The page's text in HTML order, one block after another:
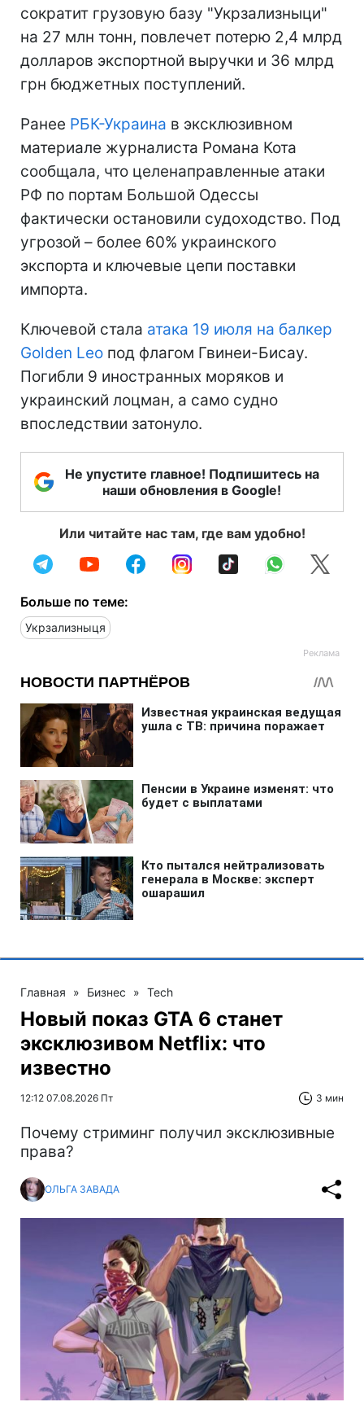
сократит грузовую базу "Укрзализныци"
на 27 млн тонн, повлечет потерю 2,4 млрд
долларов экспортной выручки и 36 млрд
грн бюджетных поступлений.
Ранее РБК-Украина в эксклюзивном
материале журналиста Романа Кота
сообщала, что целенаправленные атаки
РФ по портам Большой Одессы
фактически остановили судоходство. Под
угрозой – более 60% украинского
экспорта и ключевые цепи поставки
импорта.
Ключевой стала атака 19 июля на балкер
Golden Leo под флагом Гвинеи-Бисау.
Погибли 9 иностранных моряков и
украинский лоцман, а само судно
впоследствии затонуло.
Не упустите главное! Подпишитесь на
наши обновления в Google!
Или читайте нас там, где вам удобно!
Больше по теме:
Укрзализныця
Главная » Бизнес » Tech
Новый показ GTA 6 станет
эксклюзивом Netflix: что
известно
12:12 07.08.2026 Пт 3 мин
Почему стриминг получил эксклюзивные
права?
ОЛЬГА ЗАВАДА